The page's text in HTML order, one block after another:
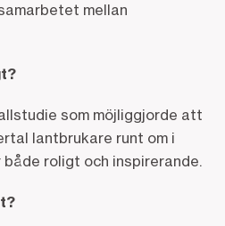
mellan
som möjliggjorde att
lantbrukare runt om i
roligt och inspirerande.